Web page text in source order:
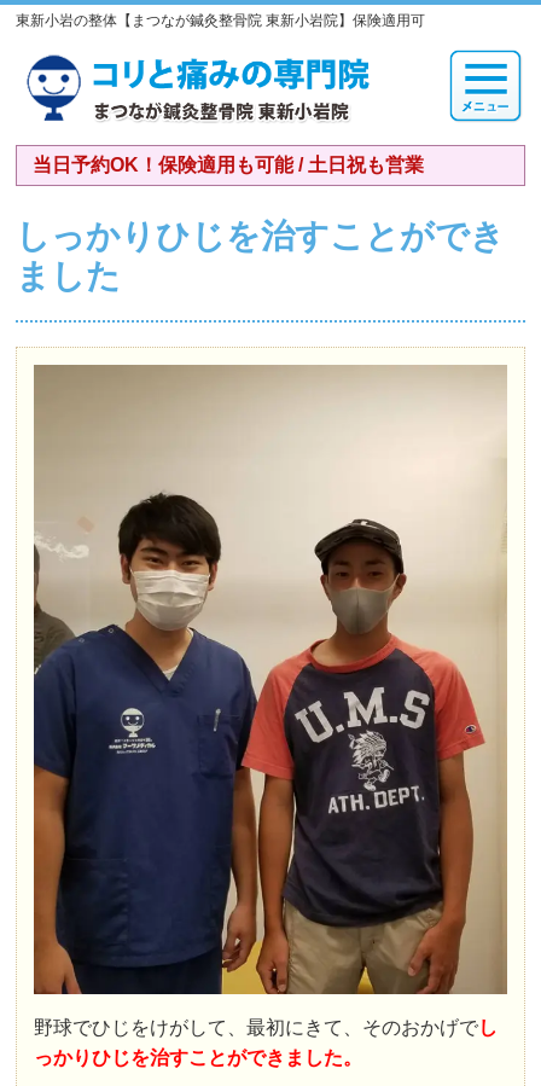
東新小岩の整体【まつなが鍼灸整骨院 東新小岩院】保険適用可
当日予約OK！保険適用も可能 / 土日祝も営業
しっかりひじを治すことができ
ました
野球でひじをけがして、最初にきて、そのおかげでし
っかりひじを治すことができました。